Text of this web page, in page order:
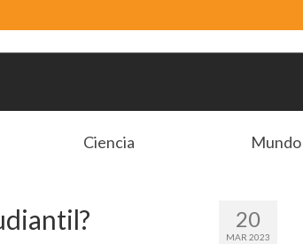
Ciencia Mundo
20
MAR 2023